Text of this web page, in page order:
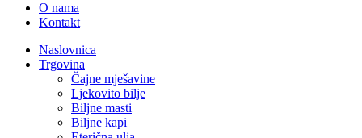
O nama
Kontakt
Naslovnica
Trgovina
Čajne mješavine
Ljekovito bilje
Biljne masti
Biljne kapi